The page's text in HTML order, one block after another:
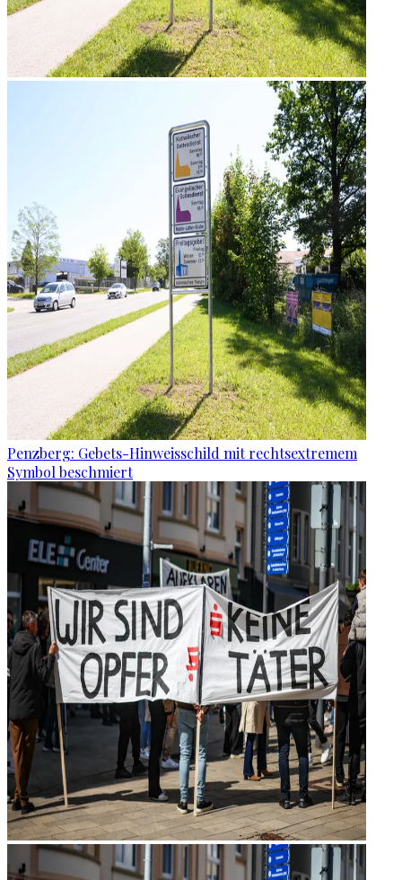
Penzberg: Gebets-Hinweisschild mit rechtsextremem
Symbol beschmiert